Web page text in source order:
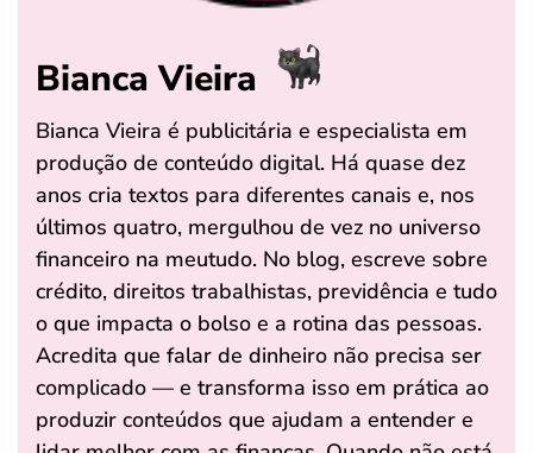
Bianca Vieira
Bianca Vieira é publicitária e especialista em
produção de conteúdo digital. Há quase dez
anos cria textos para diferentes canais e, nos
últimos quatro, mergulhou de vez no universo
financeiro na meutudo. No blog, escreve sobre
crédito, direitos trabalhistas, previdência e tudo
o que impacta o bolso e a rotina das pessoas.
Acredita que falar de dinheiro não precisa ser
complicado — e transforma isso em prática ao
produzir conteúdos que ajudam a entender e